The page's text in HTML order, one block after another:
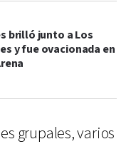
brilló junto a Los
y fue ovacionada en
grupales, varios